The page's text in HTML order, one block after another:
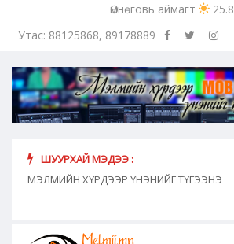
Өмнөговь аймагт 25.8
Утас: 88125868, 89178889
ШУУРХАЙ МЭДЭЭ :
МЭЛМИЙН ХҮРДЭЭР ҮНЭНИЙГ ТҮГЭЭНЭ